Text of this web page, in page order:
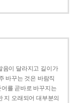
음이 달라지고 길이가
바꾸는 것은 바람직
를 곧바로 바꾸지는
지 오래되어 대부분의